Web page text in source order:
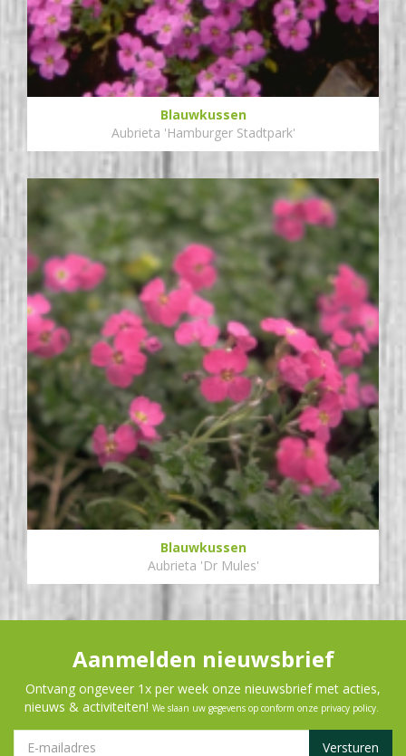
Blauwkussen
Aubrieta 'Hamburger Stadtpark'
Blauwkussen
Aubrieta 'Dr Mules'
Aanmelden nieuwsbrief
Ontvang ongeveer 1x per week onze nieuwsbrief met acties,
nieuws & activiteiten! We slaan uw gegevens op conform onze privacy policy